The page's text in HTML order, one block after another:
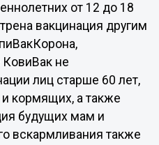
от 12 до 18
вакцинация другим
не
лиц старше 60 лет,
кормящих, а также
будущих мам и
вскармливания также